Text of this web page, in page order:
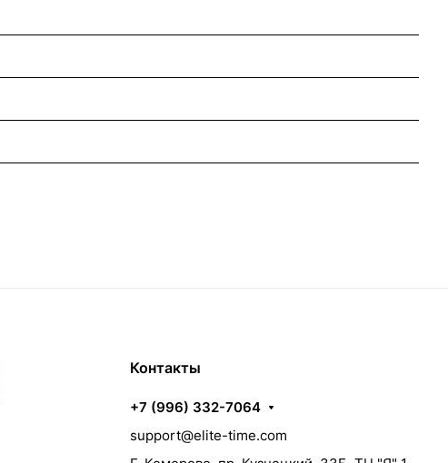
Контакты
+7 (996) 332-7064
support@elite-time.com